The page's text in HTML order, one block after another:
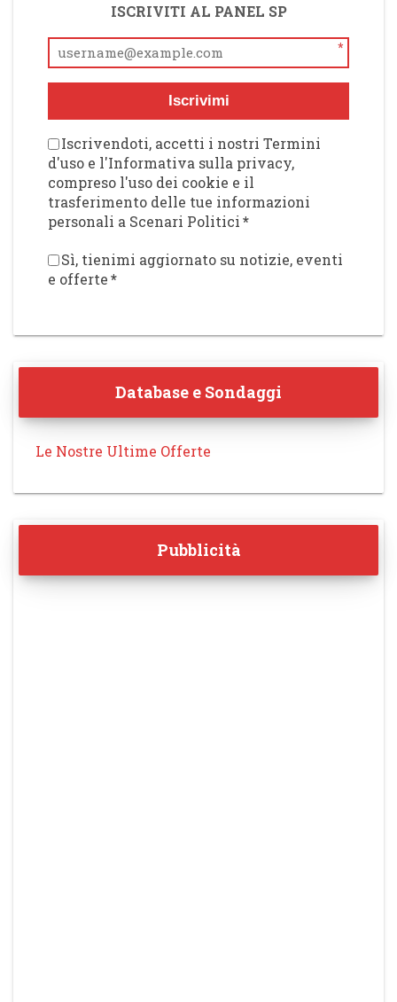
ISCRIVITI AL PANEL SP
*
Iscrivimi
Iscrivendoti, accetti i nostri Termini
d'uso e l'Informativa sulla privacy,
compreso l'uso dei cookie e il
trasferimento delle tue informazioni
personali a Scenari Politici*
Sì, tienimi aggiornato su notizie, eventi
e offerte*
Database e Sondaggi
Le Nostre Ultime Offerte
Pubblicità